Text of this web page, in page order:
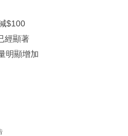
$100
經顯著
明顯增加